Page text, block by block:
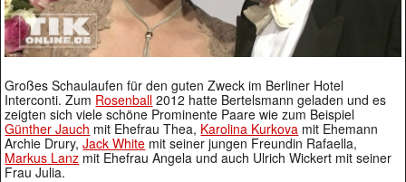
Großes Schaulaufen für den guten Zweck im Berliner Hotel
Interconti. Zum Rosenball 2012 hatte Bertelsmann geladen und es
zeigten sich viele schöne Prominente Paare wie zum Beispiel
Günther Jauch mit Ehefrau Thea, Karolina Kurkova mit Ehemann
Archie Drury,Jack White mit seiner jungen Freundin Rafaella,
Markus Lanz mit Ehefrau Angela und auch Ulrich Wickert mit seiner
Frau Julia.